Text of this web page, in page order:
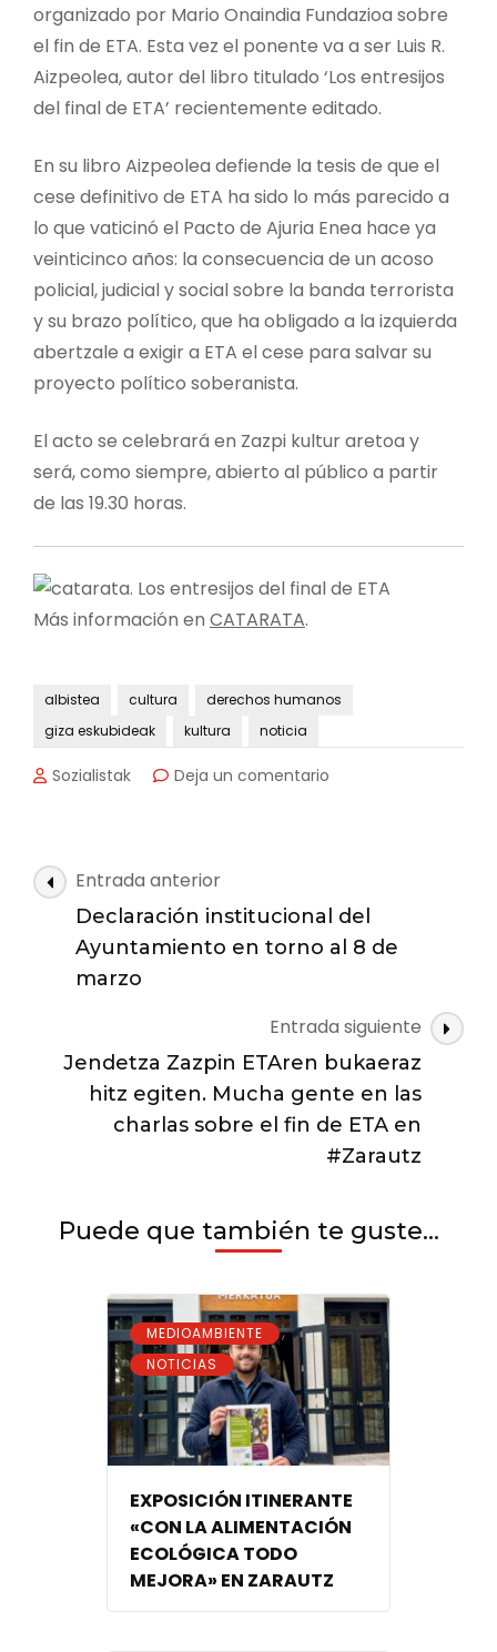
organizado por Mario Onaindia Fundazioa sobre
el fin de ETA. Esta vez el ponente va a ser Luis R.
Aizpeolea, autor del libro titulado ‘Los entresijos
del final de ETA’ recientemente editado.
En su libro Aizpeolea defiende la tesis de que el
cese definitivo de ETA ha sido lo más parecido a
lo que vaticinó el Pacto de Ajuria Enea hace ya
veinticinco años: la consecuencia de un acoso
policial, judicial y social sobre la banda terrorista
y su brazo político, que ha obligado a la izquierda
abertzale a exigir a ETA el cese para salvar su
proyecto político soberanista.
El acto se celebrará en Zazpi kultur aretoa y
será, como siempre, abierto al público a partir
de las 19.30 horas.
Más información en CATARATA.
albistea cultura
derechos humanos
giza eskubideak
kultura noticia
Sozialistak Deja un comentario
del
fin
de
de
Luis
Aizpeolea
Navegación
de
entradas
Entrada anterior
Declaración institucional del
Ayuntamiento en torno al 8 de
marzo
Entrada siguiente
Jendetza Zazpin ETAren bukaeraz
hitz egiten. Mucha gente en las
charlas sobre el fin de ETA en
#Zarautz
Puede que también te guste...
MEDIOAMBIENTE ,
NOTICIAS
EXPOSICIÓN ITINERANTE
«CON LA ALIMENTACIÓN
ECOLÓGICA TODO
MEJORA» EN ZARAUTZ